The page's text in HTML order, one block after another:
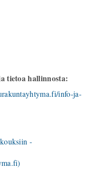
tietoa hallinnosta:
info-ja-
-